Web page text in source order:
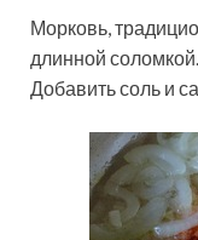
Морковь,
длинной соломкой.
Добавить соль и